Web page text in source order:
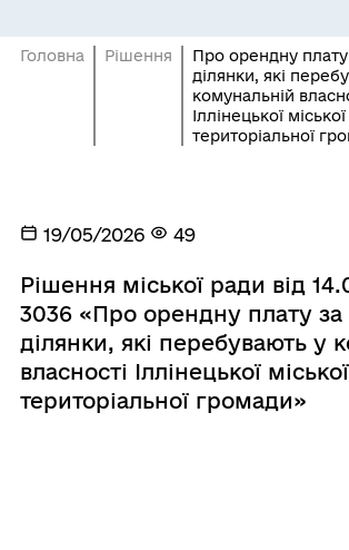
Головна Рішення
Про орендну плату
ділянки, які
комунальній
Іллінецької міської
територіальної
19/05/2026 49
Рішення міської ради від
3036 «Про орендну плату за
ділянки, які перебувають у
власності Іллінецької міської
територіальної громади»